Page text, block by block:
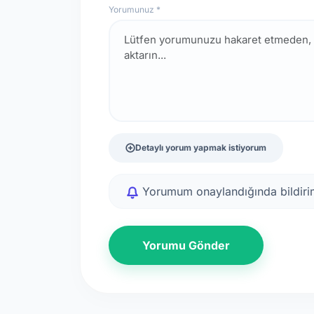
Yorumunuz *
Detaylı yorum yapmak istiyorum
Yorumum onaylandığında
Yorumu Gönder